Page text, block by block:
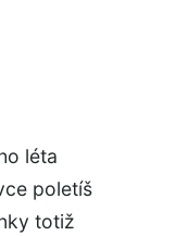
léta
poletíš
totiž